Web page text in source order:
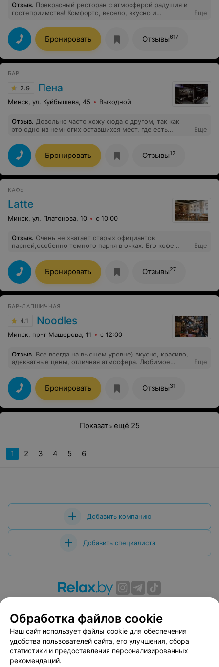
Отзыв. Прекрасный ресторан с атмосферой радушия и
гостеприимства! Комфорто, весело, вкусно и
Еще
Бронировать Отзывы617
БАР
2.9 Пена
Минск, ул. Куйбышева, 45 Выходной
Отзыв. Довольно часто хожу сюда с другом, так как
это одно из немногих оставшихся мест, где есть
поесть.
Еще
Бронировать Отзывы12
КАФЕ
Latte
Минск, ул. Платонова, 10 с 10:00
Отзыв. Очень не хватает старых официантов
парней,особенно темного парня в очках. Его кофе
Еще
Бронировать Отзывы27
БАР-ЛАПШИЧНАЯ
4.1 Noodles
Минск, пр-т Машерова, 11 с 12:00
Отзыв. Все всегда на высшем уровне) вкусно, красиво,
адекватные цены, отличная атмосфера. Любимое
Еще
Бронировать Отзывы31
Показать ещё 25
1 2 3 4 5 6
Добавить компанию
Добавить специалиста
Вакансии
Публичный договор
Способы оплаты
Публичный договор по использованию сервиса
«Афиша»
Пользовательское соглашение
Обработка файлов cookie
Наш сайт использует файлы cookie для обеспечения
удобства пользователей сайта, его улучшения, сбора
статистики и предоставления персонализированных
рекомендаций.